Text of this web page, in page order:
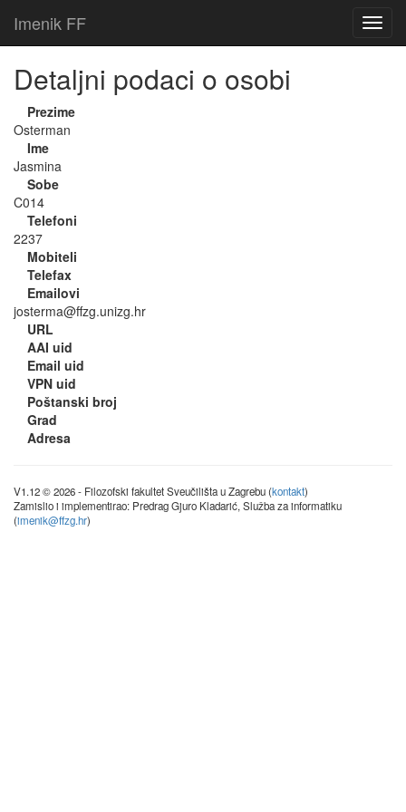
Imenik FF
Detaljni podaci o osobi
Prezime
Osterman
Ime
Jasmina
Sobe
C014
Telefoni
2237
Mobiteli
Telefax
Emailovi
josterma@ffzg.unizg.hr
URL
AAI uid
Email uid
VPN uid
Poštanski broj
Grad
Adresa
V1.12 © 2026 - Filozofski fakultet Sveučilišta u Zagrebu (kontakt)
Zamislio i implementirao: Predrag Gjuro Kladarić, Služba za informatiku
(imenik@ffzg.hr)